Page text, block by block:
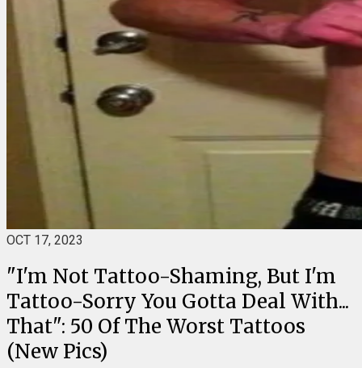
OCT 17, 2023
"I'm Not Tattoo-Shaming, But I'm
Tattoo-Sorry You Gotta Deal With...
That": 50 Of The Worst Tattoos
(New Pics)